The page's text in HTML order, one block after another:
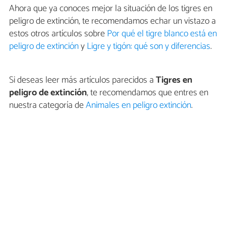
Ahora que ya conoces mejor la situación de los tigres en
peligro de extinción, te recomendamos echar un vistazo a
estos otros artículos sobrePor qué el tigre blanco está en
peligro de extinciónyLigre y tigón: qué son y diferencias.
Si deseas leer más artículos parecidos aTigres en
peligro de extinción, te recomendamos que entres en
nuestra categoría deAnimales en peligro extinción.